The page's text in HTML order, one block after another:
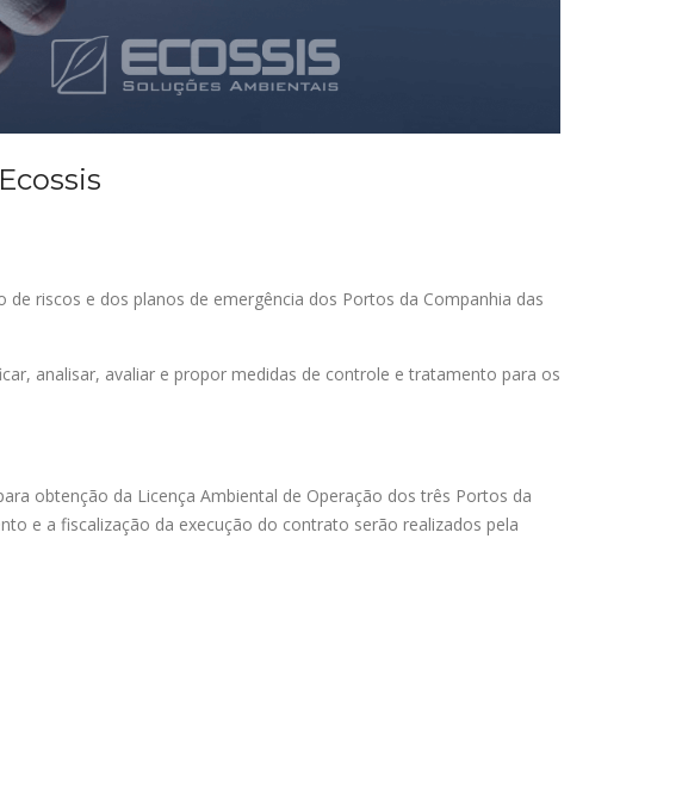
riscos e dos planos de emergência dos Portos da Companhia das
analisar, avaliar e propor medidas de controle e tratamento para os
obtenção da Licença Ambiental de Operação dos três Portos da
e a fiscalização da execução do contrato serão realizados pela